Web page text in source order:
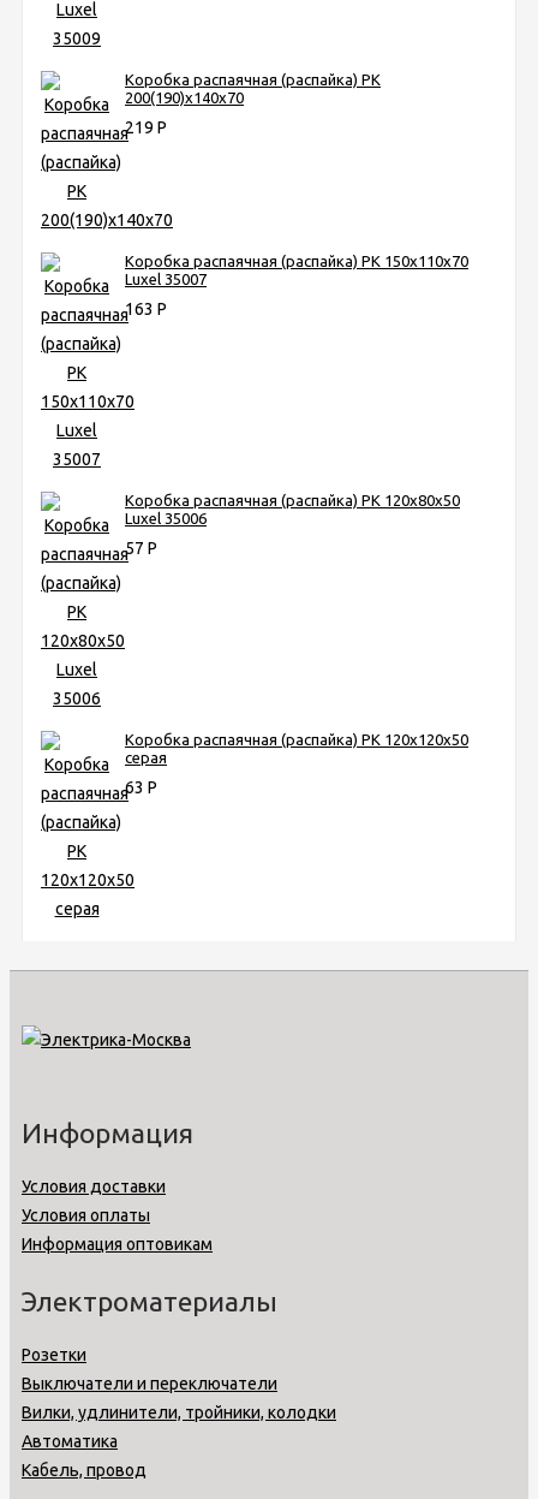
Коробка распаячная (распайка) РК
200(190)х140х70
219 Р
Коробка распаячная (распайка) РК 150х110х70
Luxel 35007
163 Р
Коробка распаячная (распайка) РК 120х80х50
Luxel 35006
57 Р
Коробка распаячная (распайка) РК 120х120х50
серая
63 Р
Информация
Условия доставки
Условия оплаты
Информация оптовикам
Электроматериалы
Розетки
Выключатели и переключатели
Вилки, удлинители, тройники, колодки
Автоматика
Кабель, провод